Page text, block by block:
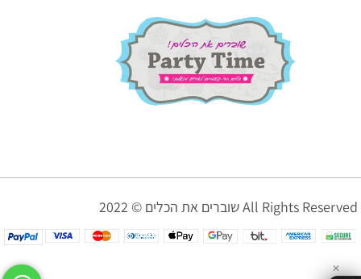
שוברים את הכלים © 2022 All Rights Reserved
✕